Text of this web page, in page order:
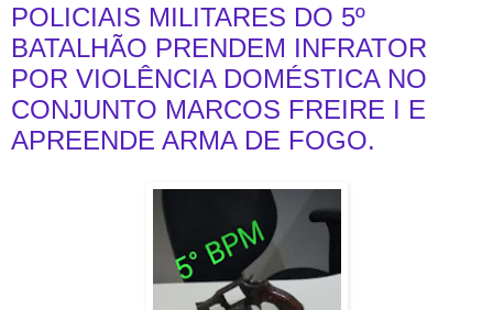
POLICIAIS MILITARES DO 5º
BATALHÃO PRENDEM INFRATOR
POR VIOLÊNCIA DOMÉSTICA NO
CONJUNTO MARCOS FREIRE I E
APREENDE ARMA DE FOGO.